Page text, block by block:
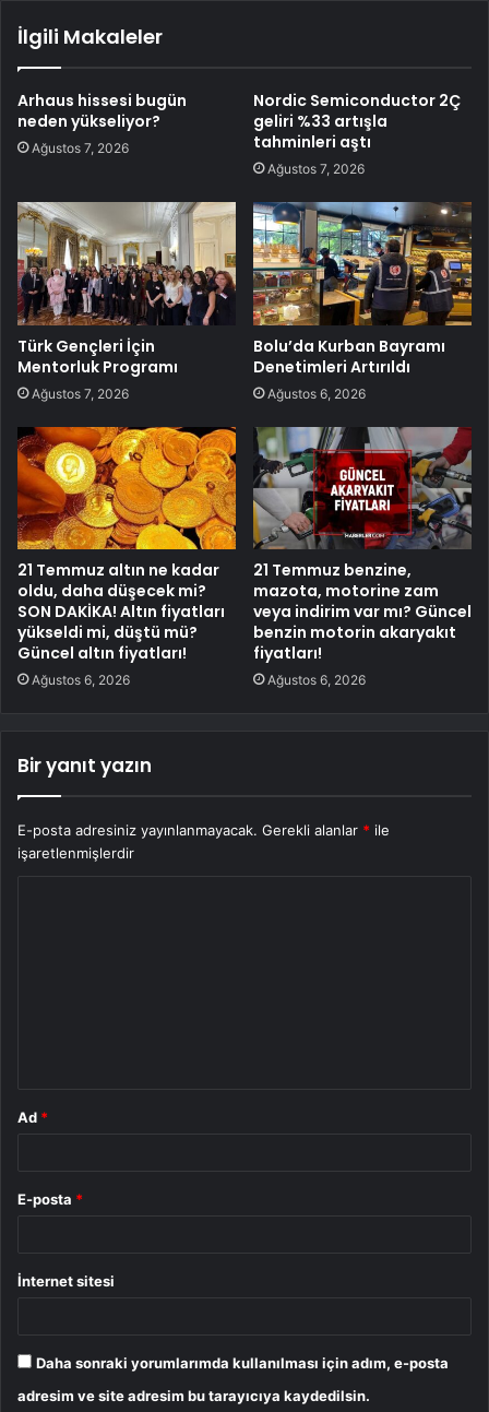
İlgili Makaleler
Arhaus hissesi bugün
neden yükseliyor?
Ağustos 7, 2026
Nordic Semiconductor 2Ç
geliri %33 artışla
tahminleri aştı
Ağustos 7, 2026
Türk Gençleri İçin
Mentorluk Programı
Ağustos 7, 2026
Bolu’da Kurban Bayramı
Denetimleri Artırıldı
Ağustos 6, 2026
21 Temmuz altın ne kadar
oldu, daha düşecek mi?
SON DAKİKA! Altın fiyatları
yükseldi mi, düştü mü?
Güncel altın fiyatları!
Ağustos 6, 2026
21 Temmuz benzine,
mazota, motorine zam
veya indirim var mı? Güncel
benzin motorin akaryakıt
fiyatları!
Ağustos 6, 2026
Bir yanıt yazın
E-posta adresiniz yayınlanmayacak. Gerekli alanlar * ile
işaretlenmişlerdir
Ad *
E-posta *
İnternet sitesi
Daha sonraki yorumlarımda kullanılması için adım, e-posta
adresim ve site adresim bu tarayıcıya kaydedilsin.